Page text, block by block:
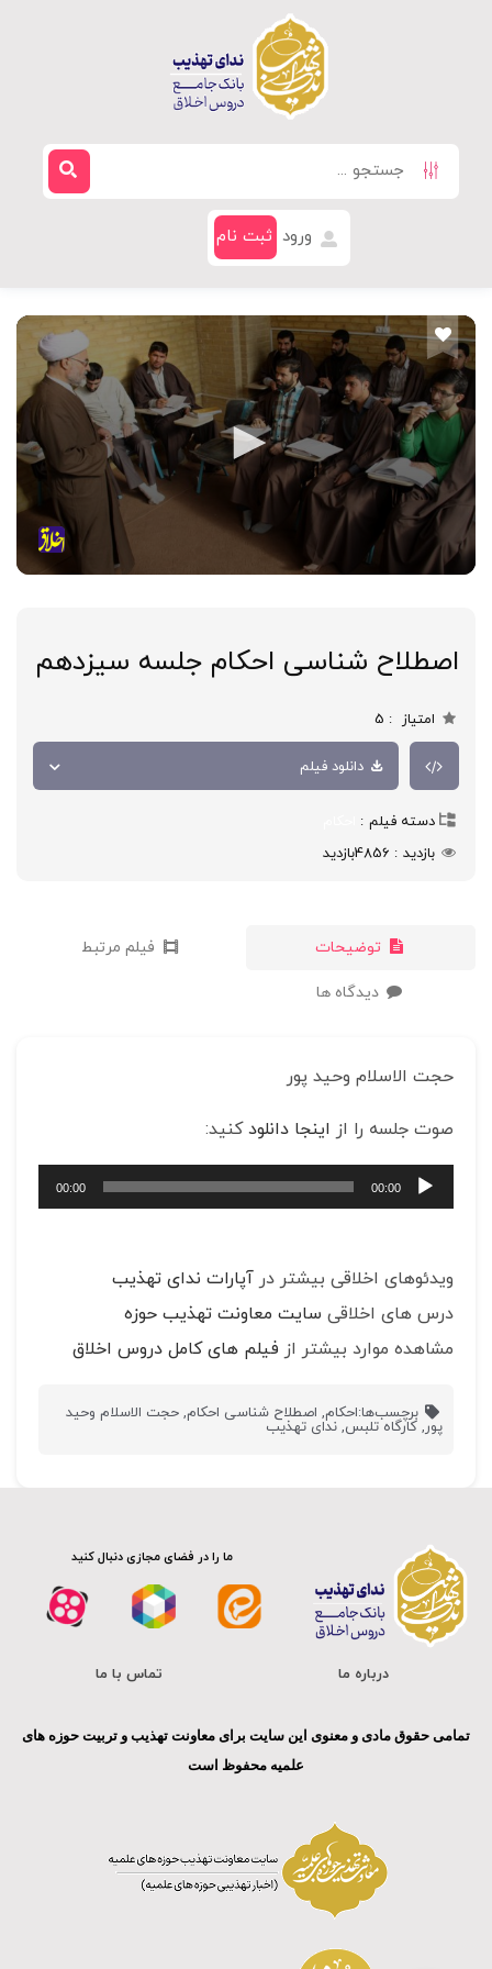
ورود ثبت نام
اصطلاح شناسی احکام جلسه سیزدهم
امتیاز 5
دانلود فیلم
دسته فیلم
بازدید
4856بازدید
توضیحات فیلم مرتبط
دیدگاه ها
حجت الاسلام وحید پور
صوت جلسه را از اینجا دانلودکنید:
پخش‌کننده
صوت
00:00
00:00
ویدئوهای اخلاقی بیشتر در آپارات ندای تهذیب
درس های اخلاقی سایت معاونت تهذیب حوزه
مشاهده موارد بیشتر از فیلم های کامل دروس اخلاق
برچسب‌ها:احکام, اصطلاح شناسی احکام,حجت الاسلام وحید
پور, کارگاه تلبس, ندای تهذیب
ما را در فضای مجازی دنبال کنید
درباره ما تماس با ما
تمامی حقوق مادی و معنوی این سایت برای معاونت تهذیب و تربیت حوزه های
علمیه محفوظ است